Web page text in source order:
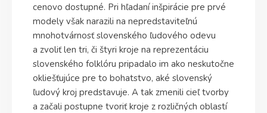
cenovo dostupné. Pri hľadaní inšpirácie pre prvé
modely však narazili na nepredstaviteľnú
mnohotvárnosť slovenského ľudového odevu
a zvoliť len tri, či štyri kroje na reprezentáciu
slovenského folklóru pripadalo im ako neskutočne
okliešťujúce pre to bohatstvo, aké slovenský
ľudový kroj predstavuje. A tak zmenili cieľ tvorby
a začali postupne tvoriť kroje z rozličných oblastí